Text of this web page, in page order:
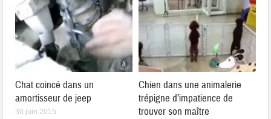
Chat coincé dans un
amortisseur de jeep
30 juin 2015
Chien dans une animalerie
trépigne d’impatience de
trouver son maître